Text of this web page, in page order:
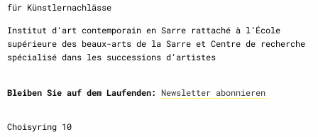
für Künstlernachlässe
Institut d‘art contemporain en Sarre rattaché à l‘École
supérieure des beaux-arts de la Sarre et Centre de recherche
spécialisé dans les successions d‘artistes
Bleiben Sie auf dem Laufenden: Newsletter abonnieren
Choisyring 10